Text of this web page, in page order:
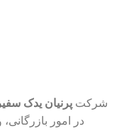
شرکت پرنیان یدک
در امور